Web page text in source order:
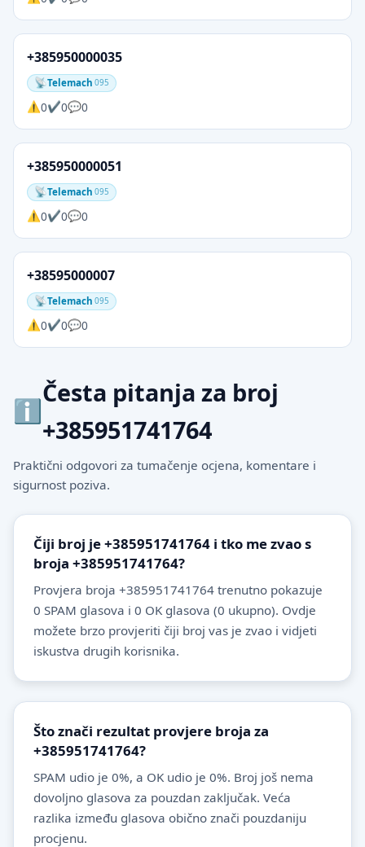
+385950000035
Telemach 095
0 0 0
+385950000051
Telemach 095
0 0 0
+38595000007
Telemach 095
0 0 0
Česta pitanja za broj
+385951741764
Praktični odgovori za tumačenje ocjena, komentare i
sigurnost poziva.
Čiji broj je +385951741764 i tko me zvao s
broja +385951741764?
Provjera broja +385951741764 trenutno pokazuje
0 SPAM glasova i 0 OK glasova (0 ukupno). Ovdje
možete brzo provjeriti čiji broj vas je zvao i vidjeti
iskustva drugih korisnika.
Što znači rezultat provjere broja za
+385951741764?
SPAM udio je 0%, a OK udio je 0%. Broj još nema
dovoljno glasova za pouzdan zaključak. Veća
razlika između glasova obično znači pouzdaniju
procjenu.